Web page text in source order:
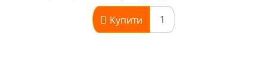
Купити